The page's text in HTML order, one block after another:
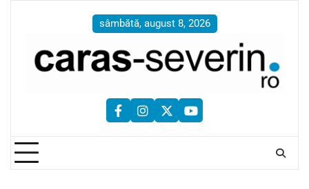
sâmbătă, august 8, 2026
facebookinstagram
twitteryoutube